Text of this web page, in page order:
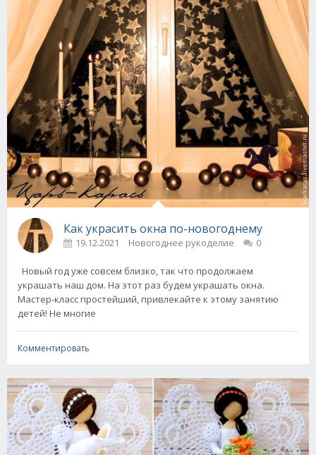
Как украсить окна по-новогоднему
19.12.2021 Новогоднее рукоделие 0
Новый год уже совсем близко, так что продолжаем
украшать наш дом. На этот раз будем украшать окна.
Мастер-класс простейший, привлекайте к этому занятию
детей! Не многие
Комментировать